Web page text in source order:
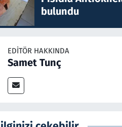
bulundu
EDITÖR HAKKINDA
Samet Tunç